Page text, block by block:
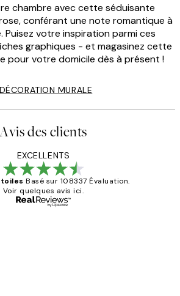
chambre avec cette séduisante
conférant une note romantique à
Puisez votre inspiration parmi ces
graphiques - et magasinez cette
pour votre domicile dès à présent !
DÉCORATION MURALE
Avis des clients
EXCELLENTS
Basé sur 108337 Évaluation.
Voir quelques avis ici.